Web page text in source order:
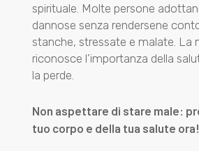
spirituale. Molte persone
dannose senza rendersene
stanche, stressate e malate. La
riconosce l’importanza della
la perde.
Non aspettare di stare male:
tuo corpo e della tua salute ora!